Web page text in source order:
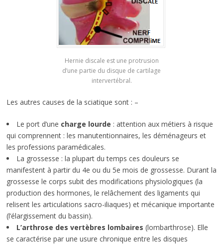
Hernie discale est une protrusion
d’une partie du disque de cartilage
intervertébral.
Les autres causes de la sciatique sont : –
Le port d’une charge lourde : attention aux métiers à risque
qui comprennent : les manutentionnaires, les déménageurs et
les professions paramédicales.
La grossesse : la plupart du temps ces douleurs se
manifestent à partir du 4e ou du 5e mois de grossesse. Durant la
grossesse le corps subit des modifications physiologiques (la
production des hormones, le relâchement des ligaments qui
relisent les articulations sacro-iliaques) et mécanique importante
(l’élargissement du bassin).
L’arthrose des vertèbres lombaires (lombarthrose). Elle
se caractérise par une usure chronique entre les disques